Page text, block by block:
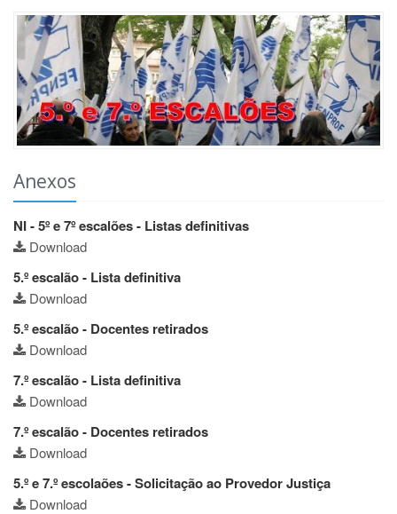
Anexos
NI - 5º e 7º escalões - Listas definitivas
Download
5.º escalão - Lista definitiva
Download
5.º escalão - Docentes retirados
Download
7.º escalão - Lista definitiva
Download
7.º escalão - Docentes retirados
Download
5.º e 7.º escolaões - Solicitação ao Provedor Justiça
Download